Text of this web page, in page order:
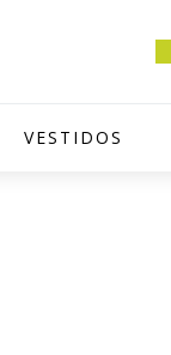
VESTIDOS